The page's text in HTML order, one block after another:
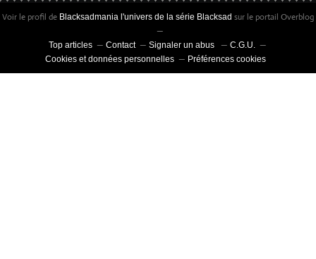
Voir le profil de Blacksadmania l'univers de la série Blacksad sur le portail Overblog
Top articles Contact Signaler un abus
C.G.U.
Cookies et données personnelles
Préférences cookies